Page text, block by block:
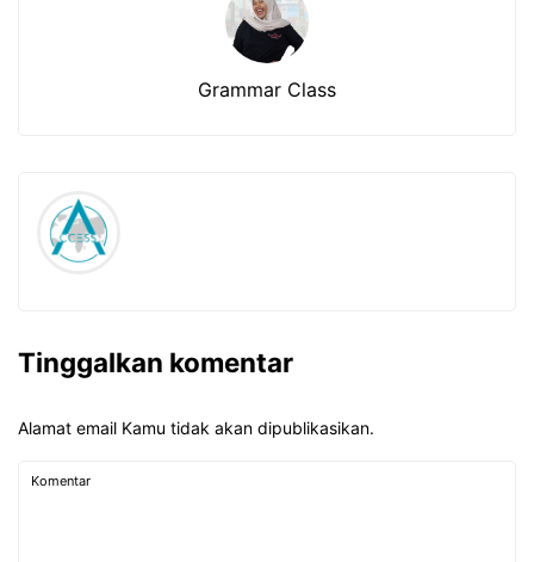
Grammar Class
Tinggalkan komentar
Alamat email Kamu tidak akan dipublikasikan.
Komentar